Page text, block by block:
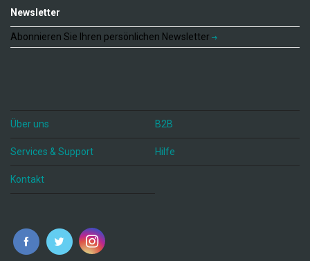
Newsletter
Abonnieren Sie Ihren persönlichen Newsletter
Über uns B2B
Services & Support Hilfe
Kontakt